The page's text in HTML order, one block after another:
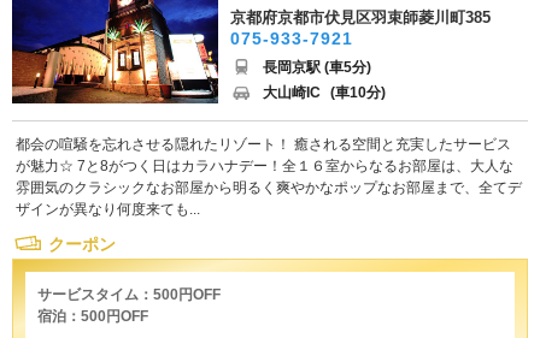
京都府京都市伏見区羽束師菱川町385
075-933-7921
長岡京駅 (車5分)
大山崎IC (車10分)
都会の喧騒を忘れさせる隠れたリゾート！ 癒される空間と充実したサービス
が魅力☆ 7と8がつく日はカラハナデー！全１６室からなるお部屋は、大人な
雰囲気のクラシックなお部屋から明るく爽やかなポップなお部屋まで、全てデ
ザインが異なり何度来ても...
クーポン
サービスタイム：500円OFF
宿泊：500円OFF